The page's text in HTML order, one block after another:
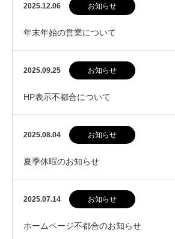
2025.12.06 お知らせ
年末年始の営業について
2025.09.25 お知らせ
HP表示不都合について
2025.08.04 お知らせ
夏季休暇のお知らせ
2025.07.14 お知らせ
ホームページ不都合のお知らせ